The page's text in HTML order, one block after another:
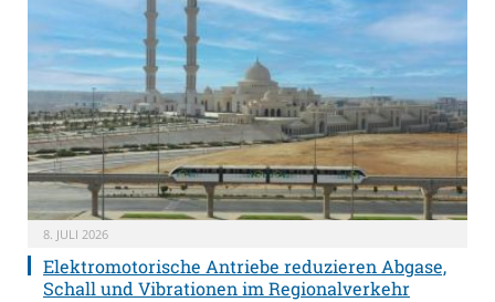
8. JULI 2026
Elektromotorische Antriebe reduzieren Abgase,
Schall und Vibrationen im Regionalverkehr